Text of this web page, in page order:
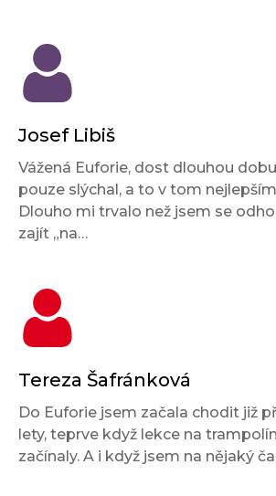
Josef Libiš
Vážená Euforie, dost dlouhou
pouze slýchal, a to v tom
Dlouho mi trvalo než jsem se
zajít „na…
Tereza Šafránková
Do Euforie jsem začala chodit již
lety, teprve když lekce na
začínaly. A i když jsem na nějaký